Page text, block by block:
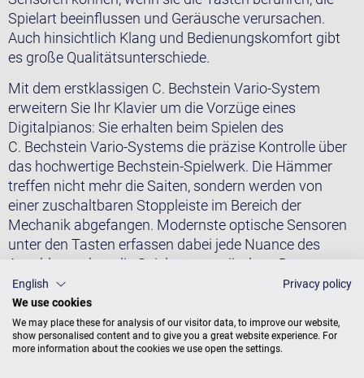
Spielart beeinflussen und Geräusche verursachen.
Auch hinsichtlich Klang und Bedienungskomfort gibt
es große Qualitätsunterschiede.
Mit dem erstklassigen C. Bechstein Vario-System
erweitern Sie Ihr Klavier um die Vorzüge eines
Digitalpianos: Sie erhalten beim Spielen des
C. Bechstein Vario-Systems die präzise Kontrolle über
das hochwertige Bechstein-Spielwerk. Die Hämmer
treffen nicht mehr die Saiten, sondern werden von
einer zuschaltbaren Stoppleiste im Bereich der
Mechanik abgefangen. Modernste optische Sensoren
unter den Tasten erfassen dabei jede Nuance des
Anschlags, ohne die Spielart zu verändern. Der
authentisch gesampelte Klang eines C. Bechstein
Konzertflügels D 282 erfüllt beim Spielen mit
Kopfhörern höchste Ansprüche.
English
Privacy policy
We use cookies
We may place these for analysis of our visitor data, to improve our website,
show personalised content and to give you a great website experience. For
more information about the cookies we use open the settings.